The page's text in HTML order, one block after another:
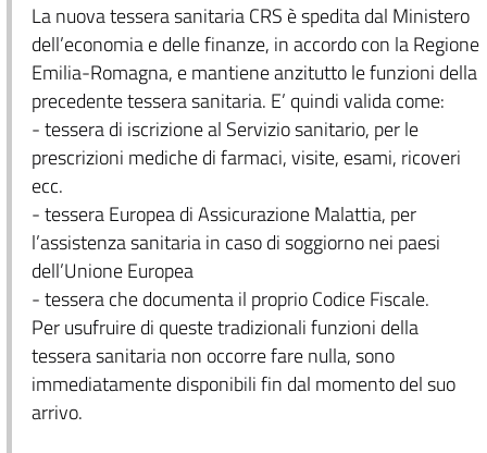
La nuova tessera sanitaria CRS è spedita dal Ministero
dell’economia e delle finanze, in accordo con la Regione
Emilia-Romagna, e mantiene anzitutto le funzioni della
precedente tessera sanitaria. E’ quindi valida come:
- tessera di iscrizione al Servizio sanitario, per le
prescrizioni mediche di farmaci, visite, esami, ricoveri
ecc.
- tessera Europea di Assicurazione Malattia, per
l’assistenza sanitaria in caso di soggiorno nei paesi
dell’Unione Europea
- tessera che documenta il proprio Codice Fiscale.
Per usufruire di queste tradizionali funzioni della
tessera sanitaria non occorre fare nulla, sono
immediatamente disponibili fin dal momento del suo
arrivo.